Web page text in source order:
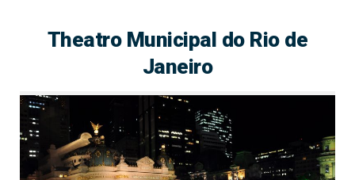
Theatro Municipal do Rio de
Janeiro